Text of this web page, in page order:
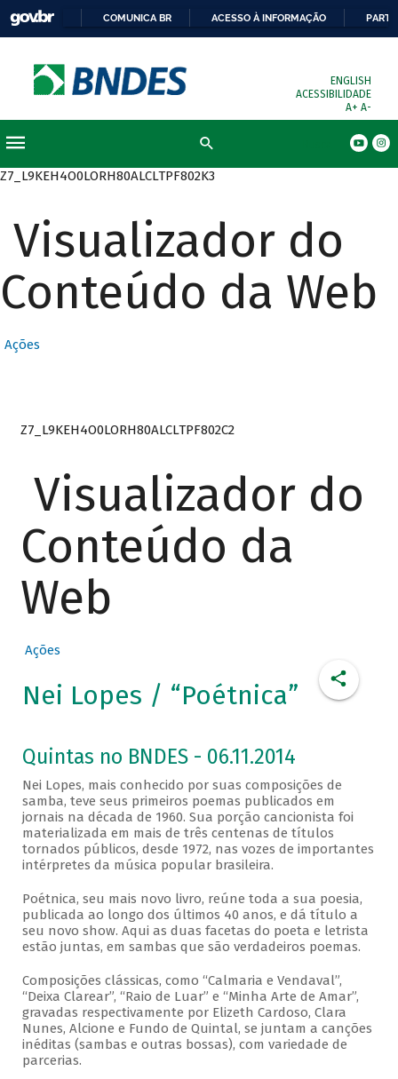
COMUNICA BR ACESSO À INFORMAÇÃO
ENGLISH
ACESSIBILIDADE
A+ A-
Z7_L9KEH4O0LORH80ALCLTPF802K3
Visualizador do
Conteúdo da Web
Ações
Z7_L9KEH4O0LORH80ALCLTPF802C2
Visualizador do
Conteúdo da
Web
Ações
Nei Lopes / “Poétnica”
Quintas no BNDES - 06.11.2014
Nei Lopes, mais conhecido por suas composições de
samba, teve seus primeiros poemas publicados em
jornais na década de 1960. Sua porção cancionista foi
materializada em mais de três centenas de títulos
tornados públicos, desde 1972, nas vozes de importantes
intérpretes da música popular brasileira.
Poétnica, seu mais novo livro, reúne toda a sua poesia,
publicada ao longo dos últimos 40 anos, e dá título a
seu novo show. Aqui as duas facetas do poeta e letrista
estão juntas, em sambas que são verdadeiros poemas.
Composições clássicas, como “Calmaria e Vendaval”,
“Deixa Clarear”, “Raio de Luar” e “Minha Arte de Amar”,
gravadas respectivamente por Elizeth Cardoso, Clara
Nunes, Alcione e Fundo de Quintal, se juntam a canções
inéditas (sambas e outras bossas), com variedade de
parcerias.